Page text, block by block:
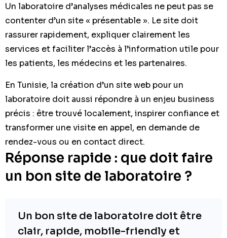
Un laboratoire d’analyses médicales ne peut pas se
contenter d’un site « présentable ». Le site doit
rassurer rapidement, expliquer clairement les
services et faciliter l’accès à l’information utile pour
les patients, les médecins et les partenaires.
En Tunisie, la création d’un site web pour un
laboratoire doit aussi répondre à un enjeu business
précis : être trouvé localement, inspirer confiance et
transformer une visite en appel, en demande de
rendez-vous ou en contact direct.
Réponse rapide : que doit faire
un bon site de laboratoire ?
Un bon site de laboratoire doit être
clair, rapide, mobile-friendly et